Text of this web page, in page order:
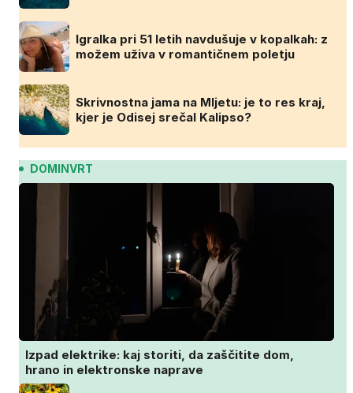
Igralka pri 51 letih navdušuje v kopalkah: z
možem uživa v romantičnem poletju
Skrivnostna jama na Mljetu: je to res kraj,
kjer je Odisej srečal Kalipso?
DOMINVRT
Izpad elektrike: kaj storiti, da zaščitite dom,
hrano in elektronske naprave